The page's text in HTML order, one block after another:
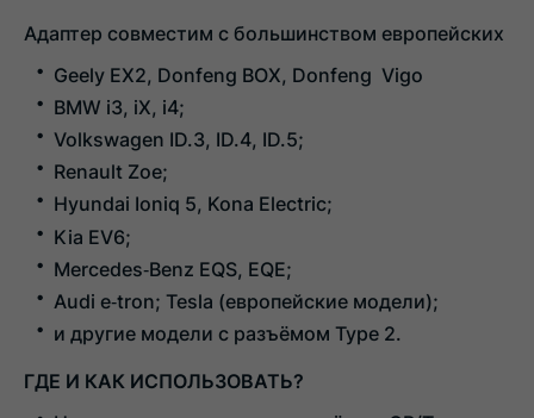
Адаптер совместим с большинством европейских
Geely EX2, Donfeng BOX, Donfeng Vigo
BMW i3, iX, i4;
Volkswagen ID.3, ID.4, ID.5;
RenaultZoe;
Hyundai Ioniq 5, Kona Electric;
Kia EV6;
Mercedes‑Benz EQS, EQE;
Audi e‑tron; Tesla (европейскиемодели);
и другиемодели сразъёмом Type2.
ГДЕ И КАК ИСПОЛЬЗОВАТЬ?